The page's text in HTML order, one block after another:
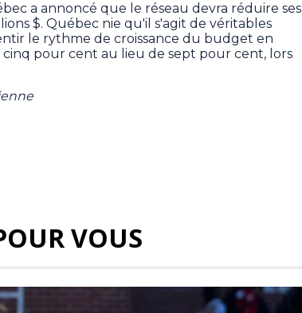
a annoncé que le réseau devra réduire ses
$. Québec nie qu'il s'agit de véritables
le rythme de croissance du budget en
pour cent au lieu de sept pour cent, lors
VOUS